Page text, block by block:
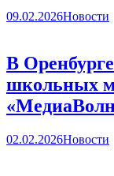
09.02.2026Новости
В
школьных
02.02.2026Новости